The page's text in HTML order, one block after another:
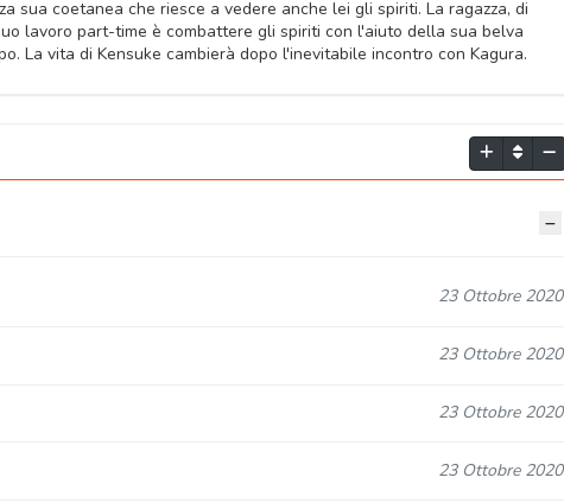
sua coetanea che riesce a vedere anche lei gli spiriti. La ragazza, di
lavoro part-time è combattere gli spiriti con l'aiuto della sua belva
La vita di Kensuke cambierà dopo l'inevitabile incontro con Kagura.
23 Ottobre 2020
23 Ottobre 2020
23 Ottobre 2020
23 Ottobre 2020